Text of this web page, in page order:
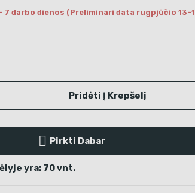
darbo dienos (Preliminari data rugpjūčio 13-
Pridėti Į Krepšelį
Pirkti Dabar
yra: 70 vnt.